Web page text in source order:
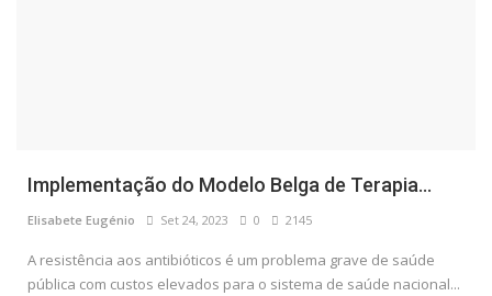
Implementação do Modelo Belga de Terapia...
Elisabete Eugénio Set 24, 2023 0 2145
A resistência aos antibióticos é um problema grave de saúde
pública com custos elevados para o sistema de saúde nacional...